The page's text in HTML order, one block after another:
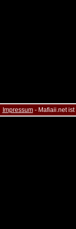
Impressum- Mafiaii.net ist